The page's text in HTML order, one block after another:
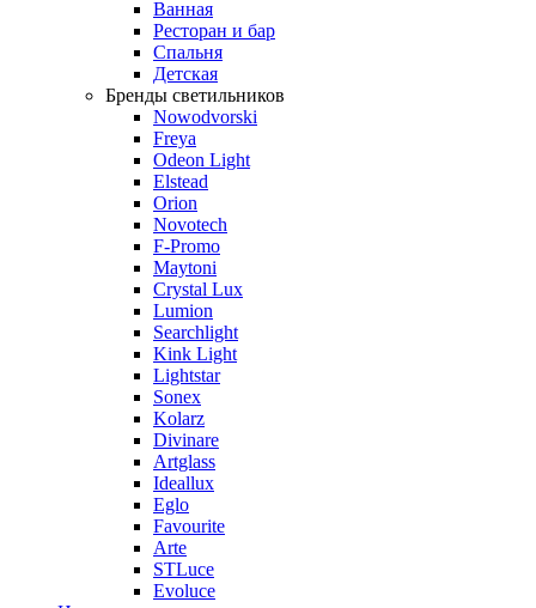
Ванная
Ресторан и бар
Спальня
Детская
Бренды светильников
Nowodvorski
Freya
Odeon Light
Elstead
Orion
Novotech
F-Promo
Maytoni
Crystal Lux
Lumion
Searchlight
Kink Light
Lightstar
Sonex
Kolarz
Divinare
Artglass
Ideallux
Eglo
Favourite
Arte
STLuce
Evoluce